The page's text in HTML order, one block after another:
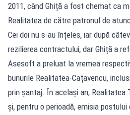
2011, când Ghiță a fost chemat ca
Realitatea de către patronul de
Cei doi nu s-au înțeles, iar după
rezilierea contractului, dar Ghiță a
Asesoft a preluat la vremea
bunurile Realitatea-Cațavencu,
prin șantaj. În același an,
și, pentru o perioadă, emisia